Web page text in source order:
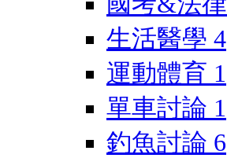
生活醫學 4
運動體育 1
單車討論 1
釣魚討論 6